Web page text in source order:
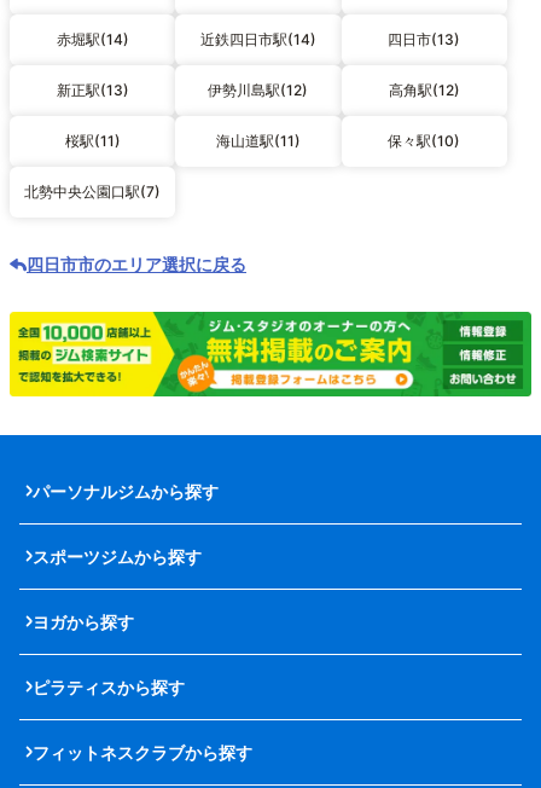
赤堀駅(14) 近鉄四日市駅(14) 四日市(13)
新正駅(13) 伊勢川島駅(12) 高角駅(12)
桜駅(11) 海山道駅(11) 保々駅(10)
北勢中央公園口駅(7)
四日市市のエリア選択に戻る
パーソナルジムから探す
スポーツジムから探す
ヨガから探す
ピラティスから探す
フィットネスクラブから探す